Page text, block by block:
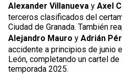
Alexander Villanueva y Axel
terceros clasificados del
Ciudad de Granada. También
Alejandro Mauro y Adrián
accidente a principios de junio
León, completando un cartel
temporada 2025.